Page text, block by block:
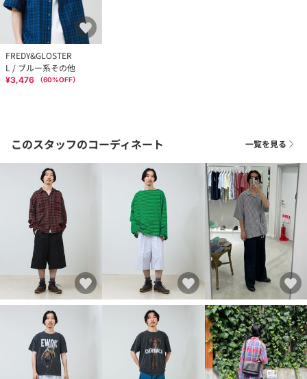
FREDY&GLOSTER
L / ブルー系その他
¥3,476 （60%OFF）
このスタッフのコーディネート 一覧を見る